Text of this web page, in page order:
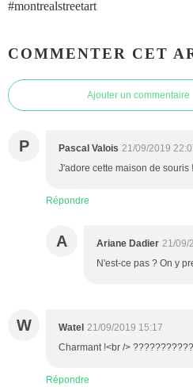
#montrealstreetart
COMMENTER CET
Ajouter un commentaire
P Pascal Valois 21/09/2019
J'adore cette maison de souris !
Répondre
A Ariane Dadier 21/09/
N'est-ce pas ? On y
W Watel 21/09/2019 15:17
Charmant !<br />
Répondre